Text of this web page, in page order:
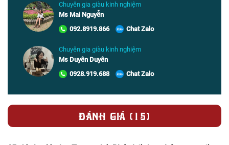
Chuyên gia giàu kinh nghiệm
Ms Mai Nguyễn
092.8919.866
Chat Zalo
Chuyên gia giàu kinh nghiệm
Ms Duyên Duyên
0928.919.688
Chat Zalo
ĐÁNH GIÁ (15)